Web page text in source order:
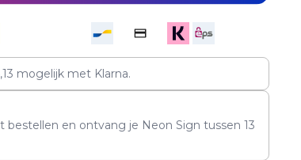
mogelijk met Klarna.
bestellen en ontvang je Neon Sign tussen 13